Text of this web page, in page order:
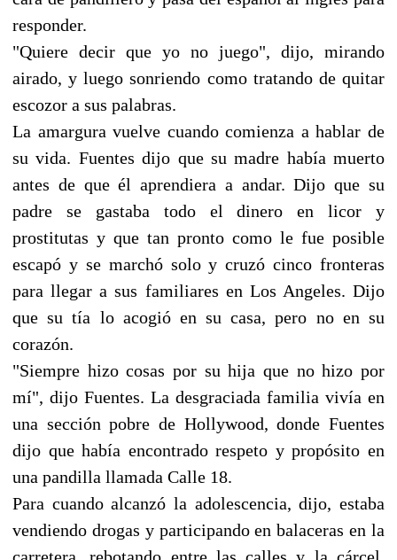
responder.
"Quiere decir que yo no juego", dijo, mirando
airado, y luego sonriendo como tratando de quitar
escozor a sus palabras.
La amargura vuelve cuando comienza a hablar de
su vida. Fuentes dijo que su madre había muerto
antes de que él aprendiera a andar. Dijo que su
padre se gastaba todo el dinero en licor y
prostitutas y que tan pronto como le fue posible
escapó y se marchó solo y cruzó cinco fronteras
para llegar a sus familiares en Los Angeles. Dijo
que su tía lo acogió en su casa, pero no en su
corazón.
"Siempre hizo cosas por su hija que no hizo por
mí", dijo Fuentes. La desgraciada familia vivía en
una sección pobre de Hollywood, donde Fuentes
dijo que había encontrado respeto y propósito en
una pandilla llamada Calle 18.
Para cuando alcanzó la adolescencia, dijo, estaba
vendiendo drogas y participando en balaceras en la